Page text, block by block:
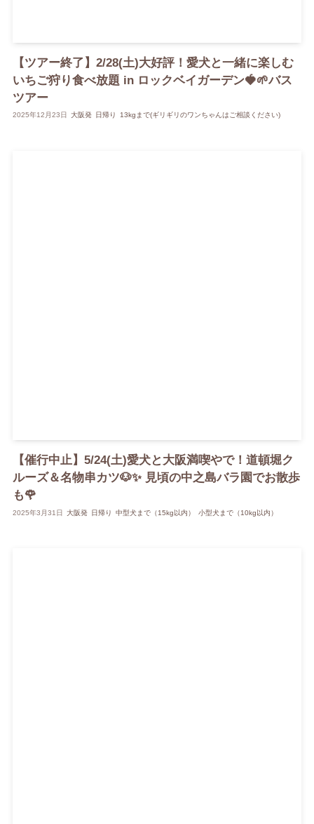
【ツアー終了】2/28(土)大好評！愛犬と一緒に楽しむ
いちご狩り食べ放題 in ロックベイガーデン🍓🌱バス
ツアー
2025年12月23日 大阪発 日帰り 13kgまで(ギリギリのワンちゃんはご相談ください)
【催行中止】5/24(土)愛犬と大阪満喫やで！道頓堀ク
ルーズ＆名物串カツ🐶✨ 見頃の中之島バラ園でお散歩
も🌹
2025年3月31日 大阪発 日帰り 中型犬まで（15kg以内） 小型犬まで（10kg以内）